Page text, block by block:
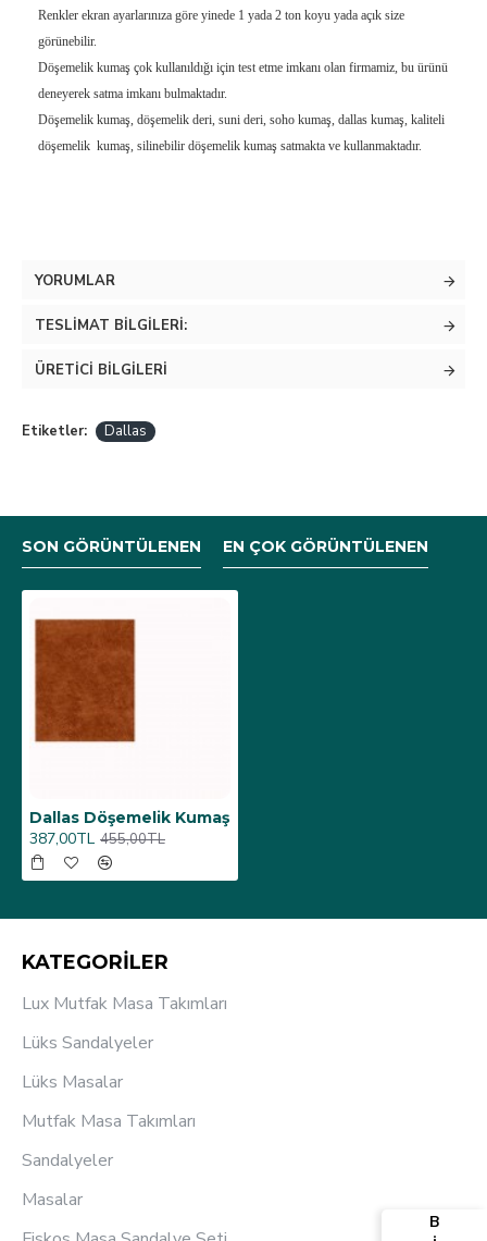
Renkler ekran ayarlarınıza göre yinede 1 yada 2 ton koyu yada açık size
görünebilir.
Döşemelik kumaş çok kullanıldığı için test etme imkanı olan firmamiz, bu ürünü
deneyerek satma imkanı bulmaktadır.
Döşemelik kumaş, döşemelik deri, suni deri, soho kumaş, dallas kumaş, kaliteli
döşemelik kumaş, silinebilir döşemelik kumaş satmakta ve kullanmaktadır.
YORUMLAR
TESLIMAT BILGILERI:
ÜRETICI BILGILERI
Etiketler: Dallas
SON GÖRÜNTÜLENEN EN ÇOK GÖRÜNTÜLENEN
Dallas Döşemelik Kumaş
387,00TL 455,00TL
KATEGORİLER
Lux Mutfak Masa Takımları
Lüks Sandalyeler
Lüks Masalar
Mutfak Masa Takımları
Sandalyeler
Masalar
B